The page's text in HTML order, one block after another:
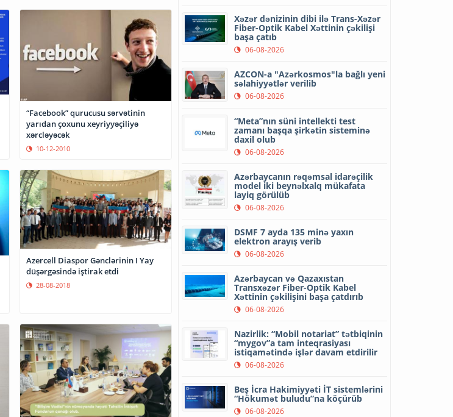
“Facebook” qurucusu sərvətinin
yarıdan çoxunu xeyriyyəçiliyə
xərcləyəcək
10-12-2010
Azercell Diaspor Gənclərinin I Yay
düşərgəsində iştirak etdi
28-08-2018
Xəzər dənizinin dibi ilə Trans-Xəzər
Fiber-Optik Kabel Xəttinin çəkilişi
başa çatıb
06-08-2026
AZCON-a "Azərkosmos"la bağlı yeni
səlahiyyətlər verilib
06-08-2026
“Meta”nın süni intellekti test
zamanı başqa şirkətin sisteminə
daxil olub
06-08-2026
Azərbaycanın rəqəmsal idarəçilik
model iki beynəlxalq mükafata
layiq görülüb
06-08-2026
DSMF 7 ayda 135 minə yaxın
elektron arayış verib
06-08-2026
Azərbaycan və Qazaxıstan
Transxəzər Fiber-Optik Kabel
Xəttinin çəkilişini başa çatdırıb
06-08-2026
Nazirlik: “Mobil notariat” tətbiqinin
“mygov”a tam inteqrasiyası
istiqamətində işlər davam etdirilir
06-08-2026
Beş İcra Hakimiyyəti İT sistemlərini
“Hökumət buludu”na köçürüb
06-08-2026